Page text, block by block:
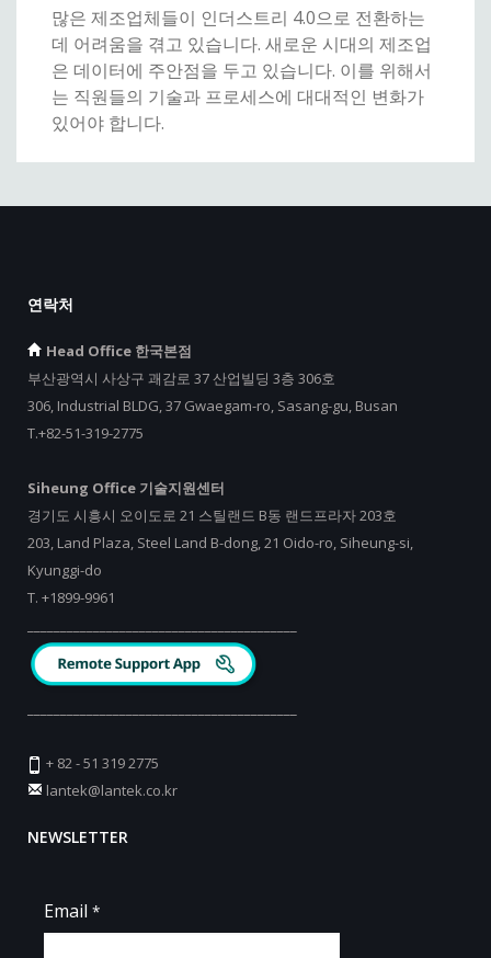
많은 제조업체들이 인더스트리 4.0으로 전환하는
데 어려움을 겪고 있습니다. 새로운 시대의 제조업
은 데이터에 주안점을 두고 있습니다. 이를 위해서
는 직원들의 기술과 프로세스에 대대적인 변화가
있어야 합니다.
연락처
Head Office 한국본점
부산광역시 사상구 괘감로 37 산업빌딩 3층 306호
306, Industrial BLDG, 37 Gwaegam-ro, Sasang-gu, Busan
T.+82-51-319-2775
Siheung Office 기술지원센터
경기도 시흥시 오이도로 21 스틸랜드 B동 랜드프라자 203호
203, Land Plaza, Steel Land B-dong, 21 Oido-ro, Siheung-si,
Kyunggi-do
T. +1899-9961
+ 82 - 51 319 2775
lantek@lantek.co.kr
NEWSLETTER